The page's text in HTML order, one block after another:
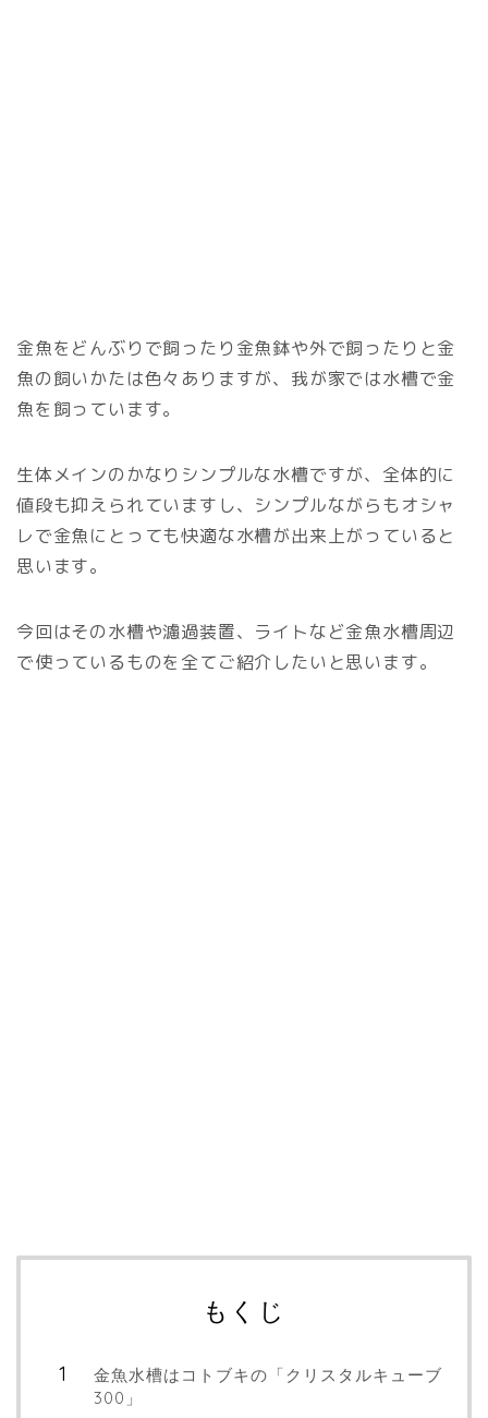
金魚をどんぶりで飼ったり金魚鉢や外で飼ったりと金
魚の飼いかたは色々ありますが、我が家では水槽で金
魚を飼っています。
生体メインのかなりシンプルな水槽ですが、全体的に
値段も抑えられていますし、シンプルながらもオシャ
レで金魚にとっても快適な水槽が出来上がっていると
思います。
今回はその水槽や濾過装置、ライトなど金魚水槽周辺
で使っているものを全てご紹介したいと思います。
もくじ
金魚水槽はコトブキの「クリスタルキューブ
300」